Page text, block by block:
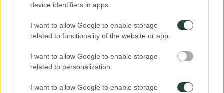
device identifiers in apps.
I want to allow Google to enable storage
related to functionality of the website or app.
I want to allow Google to enable storage
related to personalization.
I want to allow Google to enable storage
Taiwan
Taiwán, la joya oculta de Asia que lo tiene todo